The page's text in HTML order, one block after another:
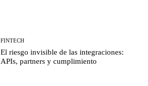
FINTECH
El riesgo invisible de las integraciones:
APIs, partners y cumplimiento